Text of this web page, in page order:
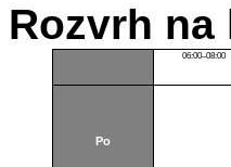
Rozvrh na
06:00–08:00
Po